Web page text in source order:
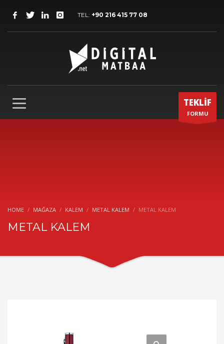
TEL: +90 216 415 77 08
TEKLİF
FORMU
HOME MAĞAZA KALEM METAL KALEM METAL KALEM
METAL KALEM